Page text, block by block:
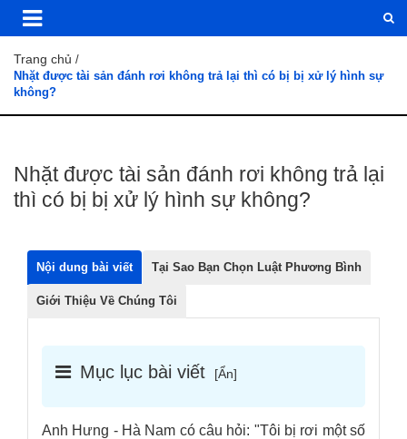
Trang chủ /
Nhặt được tài sản đánh rơi không trả lại thì có bị bị xử lý hình sự
không?
Nhặt được tài sản đánh rơi không trả lại
thì có bị bị xử lý hình sự không?
Nội dung bài viết Tại Sao Bạn Chọn Luật Phương Bình
Giới Thiệu Về Chúng Tôi
Mục lục bài viết [Ẩn]
Anh Hưng - Hà Nam có câu hỏi: "Tôi bị rơi một số